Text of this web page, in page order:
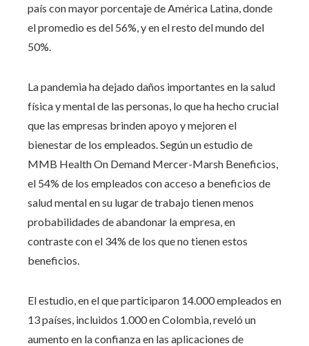
país con mayor porcentaje de América Latina, donde
el promedio es del 56%, y en el resto del mundo del
50%.
La pandemia ha dejado daños importantes en la salud
física y mental de las personas, lo que ha hecho crucial
que las empresas brinden apoyo y mejoren el
bienestar de los empleados. Según un estudio de
MMB Health On Demand Mercer-Marsh Beneficios,
el 54% de los empleados con acceso a beneficios de
salud mental en su lugar de trabajo tienen menos
probabilidades de abandonar la empresa, en
contraste con el 34% de los que no tienen estos
beneficios.
El estudio, en el que participaron 14.000 empleados en
13 países, incluidos 1.000 en Colombia, reveló un
aumento en la confianza en las aplicaciones de